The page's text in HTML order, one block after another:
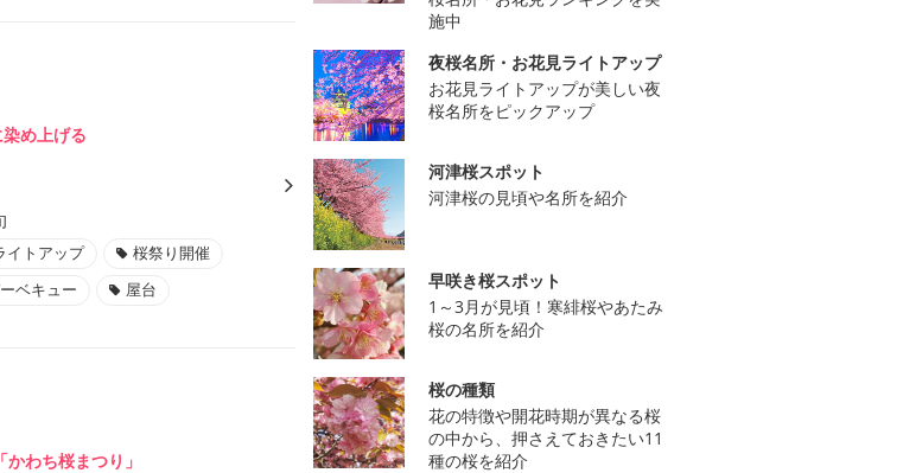
め上げる
イトアップ
桜祭り開催
ベキュー 屋台
わち桜まつり」
施中
夜桜名所・お花見ライトアップ
お花見ライトアップが美しい夜
桜名所をピックアップ
河津桜スポット
河津桜の見頃や名所を紹介
早咲き桜スポット
1～3月が見頃！寒緋桜やあたみ
桜の名所を紹介
桜の種類
花の特徴や開花時期が異なる桜
の中から、押さえておきたい11
種の桜を紹介